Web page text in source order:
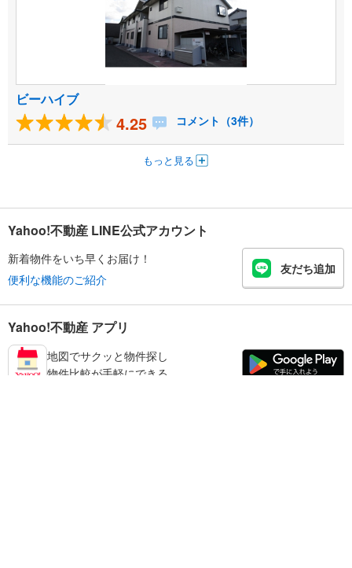
ビーハイブ
4.25 コメント（3件）
もっと見る
Yahoo!不動産 LINE公式アカウント
新着物件をいち早くお届け！
便利な機能のご紹介
友だち追加
Yahoo!不動産 アプリ
地図でサクッと物件探し
物件比較が手軽にできる